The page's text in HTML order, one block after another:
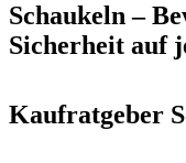
Schaukeln –
Sicherheit auf
Kaufratgeber